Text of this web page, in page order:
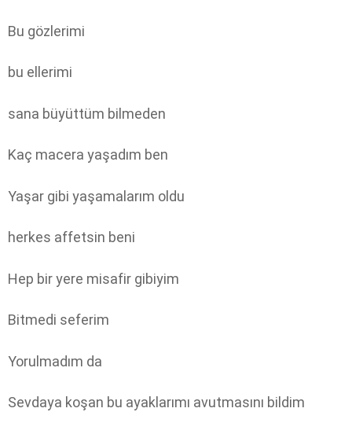
Bu gözlerimi
bu ellerimi
sana büyüttüm bilmeden
Kaç macera yaşadım ben
Yaşar gibi yaşamalarım oldu
herkes affetsin beni
Hep bir yere misafir gibiyim
Bitmedi seferim
Yorulmadım da
Sevdaya koşan bu ayaklarımı avutmasını bildim